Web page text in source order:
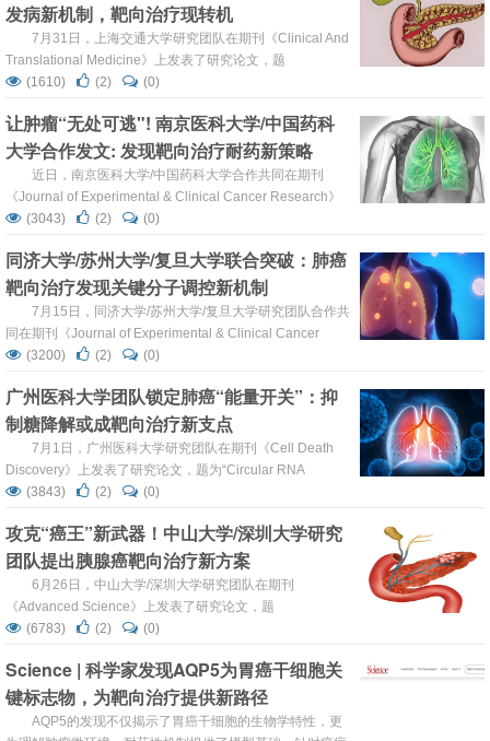
用并非...
发病新机制，靶向治疗现转机
7月31日，上海交通大学研究团队在期刊《Clinical And
Translational Medicine》上发表了研究论文，题
为“Analysis of hepatitis B virus integration identifies
cancer”，在这项研究中，研究人员探究了 KM...
(1610) (2) (0)
让肿瘤“无处可逃"! 南京医科大学/中国药科
大学合作发文: 发现靶向治疗耐药新策略
近日，南京医科大学/中国药科大学合作共同在期刊
《Journal of Experimental & Clinical Cancer Research》
发表了研究论文，题为“Hypoxia-inducible APCDD1L-AS1
drive tricarboxylic acid c...
(3043) (2) (0)
同济大学/苏州大学/复旦大学联合突破：肺癌
靶向治疗发现关键分子调控新机制
7月15日，同济大学/苏州大学/复旦大学研究团队合作共
同在期刊《Journal of Experimental & Clinical Cancer
Research》上发表了研究论文，题为“CCNY-mediated
demethylation activate PRC1 to augment NSCLC p...
(3200) (2) (0)
广州医科大学团队锁定肺癌“能量开关”：抑
制糖降解或成靶向治疗新支点
7月1日，广州医科大学研究团队在期刊《Cell Death
Discovery》上发表了研究论文，题为“Circular RNA
circLIMK1-005 promotes the progression of lung
activate CDK4 signaling”，本研究中，研究人员...
(3843) (2) (0)
攻克“癌王”新武器！中山大学/深圳大学研究
团队提出胰腺癌靶向治疗新方案
6月26日，中山大学/深圳大学研究团队在期刊
《Advanced Science》上发表了研究论文，题
为“KRAS/ABHD17C/ALOX15B Axis Promotes Pancreatic
ALOX15B的下调与 KRAS 突变型胰腺导管腺癌
（KRASmut-PDAC）患者的不良预后显著相...
(6783) (2) (0)
Science | 科学家发现AQP5为胃癌干细胞关
键标志物，为靶向治疗提供新路径
AQP5的发现不仅揭示了胃癌干细胞的生物学特性，更